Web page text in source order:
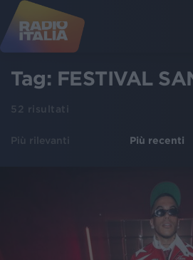
Tag: FESTIVAL
52 risultati
Più rilevanti Più recenti